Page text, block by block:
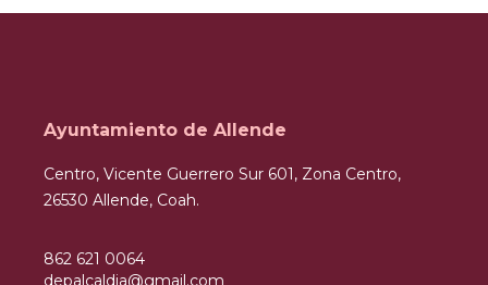
Ayuntamiento de Allende
Centro, Vicente Guerrero Sur 601, Zona Centro,
26530 Allende, Coah.
862 621 0064
depalcaldia@gmail.com